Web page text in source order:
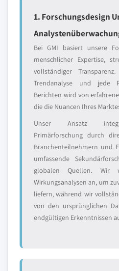
1. Forschungsdesign
Bei GMI basiert unsere
menschlicher Expertise,
vollständiger
Trendanalyse und jede
Berichten wird von
die die Nuancen Ihres
Unser Ansatz
Primärforschung durch
Branchenteilnehmern und
umfassende
globalen Quellen. Wir
Wirkungsanalysen an, um
liefern, während wir
von den ursprünglichen
endgültigen Erkenntnissen